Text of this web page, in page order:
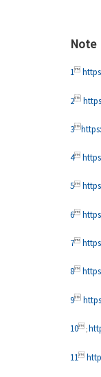
Note
1
2
3
4
5
6
7
8
9
10;
11